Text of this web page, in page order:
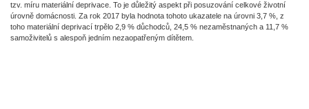
tzv. míru materiální deprivace. To je důležitý aspekt při posuzování celkové životní
úrovně domácnosti. Za rok 2017 byla hodnota tohoto ukazatele na úrovni 3,7 %, z
toho materiální deprivací trpělo 2,9 % důchodců, 24,5 % nezaměstnaných a 11,7 %
samoživitelů s alespoň jedním nezaopatřeným dítětem.